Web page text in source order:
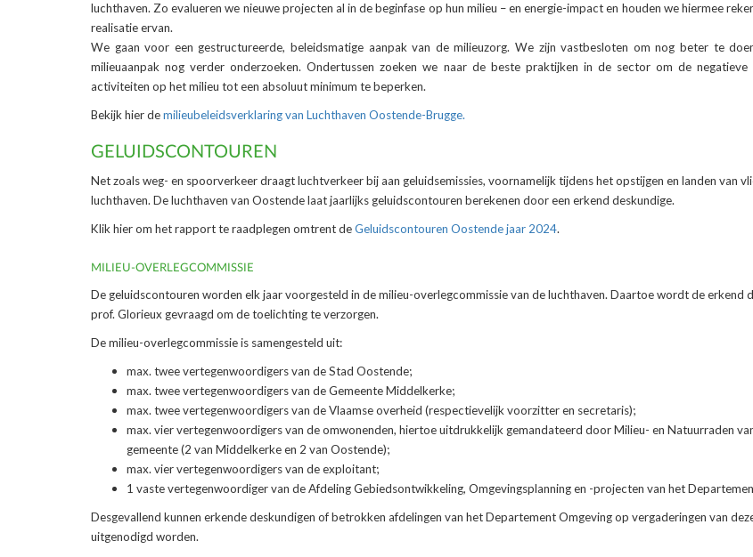
luchthaven. Zo evalueren we nieuwe projecten al in de beginfase op hun milieu – en energie-impact en houden we hiermee
realisatie ervan.
We gaan voor een gestructureerde, beleidsmatige aanpak van de milieuzorg. We zijn vastbesloten om nog beter te
milieuaanpak nog verder onderzoeken. Ondertussen zoeken we naar de beste praktijken in de sector om de negatieve
activiteiten op het milieu tot een absoluut minimum te beperken.
Bekijk hier demilieubeleidsverklaring van Luchthaven Oostende-Brugge.
GELUIDSCONTOUREN
Net zoals weg- en spoorverkeer draagt luchtverkeer bij aan geluidsemissies, voornamelijk tijdens het opstijgen en landen van
luchthaven. De luchthaven van Oostende laat jaarlijks geluidscontouren berekenen door een erkend deskundige.
Klik hier om het rapport te raadplegen omtrent deGeluidscontouren Oostende jaar 2024.
MILIEU-OVERLEGCOMMISSIE
De geluidscontouren worden elk jaar voorgesteld in de milieu-overlegcommissie van de luchthaven. Daartoe wordt de erkend
prof. Glorieux gevraagd om de toelichting te verzorgen.
De milieu-overlegcommissie is samengesteld uit:
max. twee vertegenwoordigers van de Stad Oostende;
max. twee vertegenwoordigers van de Gemeente Middelkerke;
max. twee vertegenwoordigers van de Vlaamse overheid (respectievelijk voorzitter en secretaris);
max. vier vertegenwoordigers van de omwonenden, hiertoe uitdrukkelijk gemandateerd door Milieu- en Natuurraden
gemeente (2 van Middelkerke en 2 van Oostende);
max. vier vertegenwoordigers van de exploitant;
1 vaste vertegenwoordiger van de Afdeling Gebiedsontwikkeling, Omgevingsplanning en -projecten van het
Desgevallend kunnen erkende deskundigen of betrokken afdelingen van het Departement Omgeving op vergaderingen van
uitgenodigd worden.